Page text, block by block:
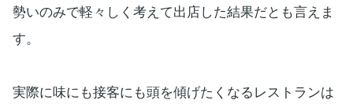
勢いのみで軽々しく考えて出店した結果だとも言えま
す。
実際に味にも接客にも頭を傾げたくなるレストランは